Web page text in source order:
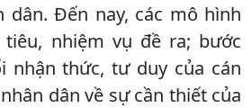
dân. Đến nay, các mô hình
nhiệm vụ đề ra; bước
nhận thức, tư duy của cán
dân về sự cần thiết của